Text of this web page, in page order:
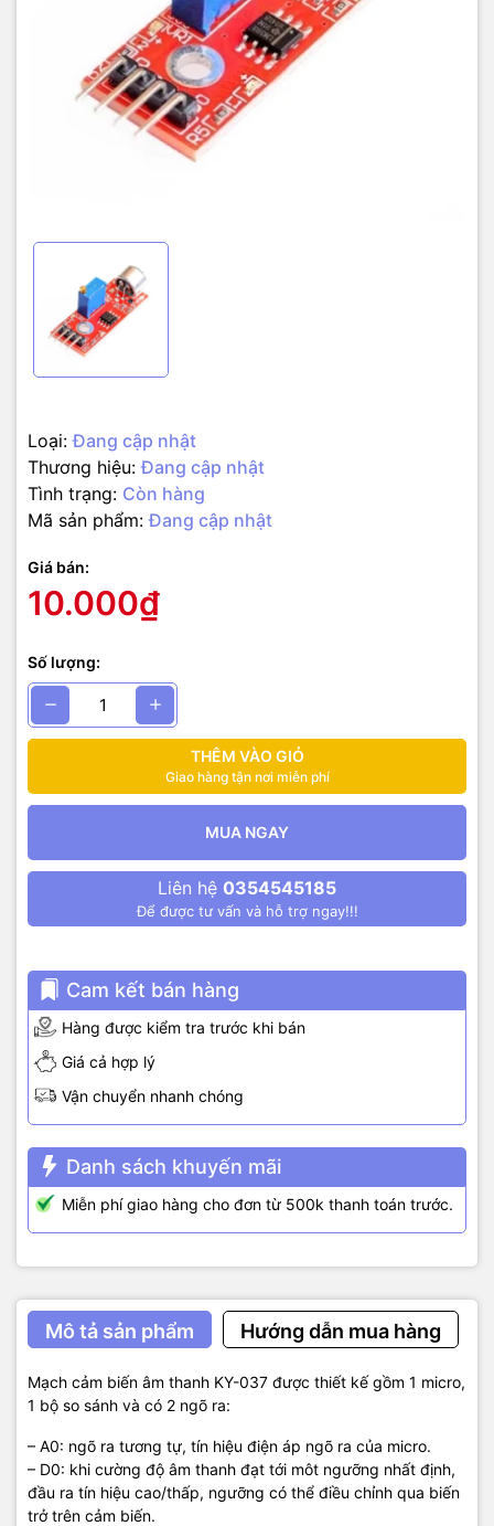
Loại: Đang cập nhật
Thương hiệu: Đang cập nhật
Tình trạng: Còn hàng
Mã sản phẩm: Đang cập nhật
Giá bán:
10.000₫
Số lượng:
THÊM VÀO GIỎ
Giao hàng tận nơi miễn phí
MUA NGAY
Liên hệ 0354545185
Để được tư vấn và hỗ trợ ngay!!!
Cam kết bán hàng
Hàng được kiểm tra trước khi bán
Giá cả hợp lý
Vận chuyển nhanh chóng
Danh sách khuyến mãi
Miễn phí giao hàng cho đơn từ 500k thanh toán trước.
Mô tả sản phẩm Hướng dẫn mua hàng
Mạch cảm biến âm thanh KY-037 được thiết kế gồm 1 micro,
1 bộ so sánh và có 2 ngõ ra:
– A0: ngõ ra tương tự, tín hiệu điện áp ngõ ra của micro.
– D0: khi cường độ âm thanh đạt tới môt ngưỡng nhất định,
đầu ra tín hiệu cao/thấp, ngưỡng có thể điều chỉnh qua biến
trở trên cảm biến.